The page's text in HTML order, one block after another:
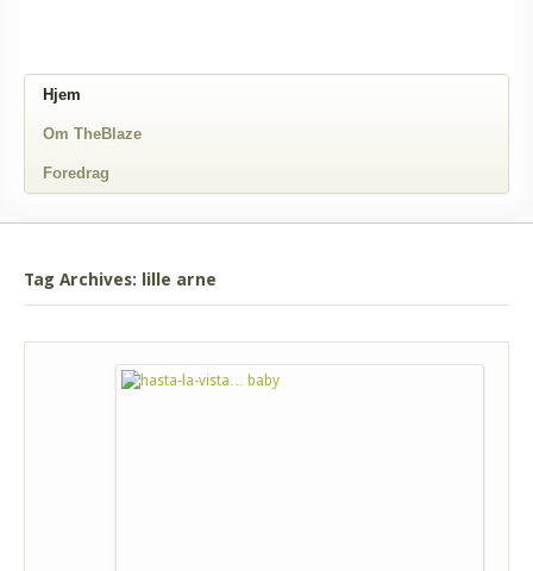
Hjem
Om TheBlaze
Foredrag
Tag Archives: lille arne